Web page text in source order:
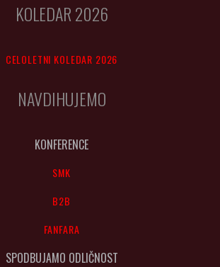
KOLEDAR 2026
CELOLETNI KOLEDAR 2026
NAVDIHUJEMO
KONFERENCE
SMK
B2B
FANFARA
SPODBUJAMO ODLIČNOST